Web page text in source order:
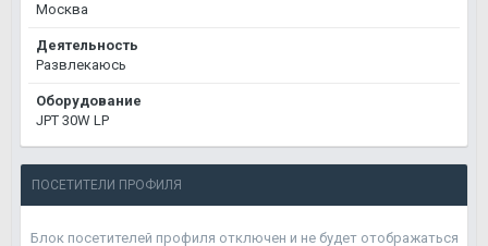
Москва
Деятельность
Развлекаюсь
Оборудование
JPT 30W LP
ПОСЕТИТЕЛИ ПРОФИЛЯ
Блок посетителей профиля отключен и не будет отображаться